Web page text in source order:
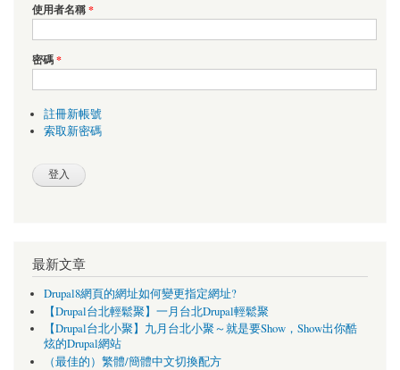
使用者名稱*
密碼*
註冊新帳號
索取新密碼
最新文章
Drupal8網頁的網址如何變更指定網址?
【Drupal台北輕鬆聚】一月台北Drupal輕鬆聚
【Drupal台北小聚】九月台北小聚～就是要Show，Show出你酷
炫的Drupal網站
（最佳的）繁體/簡體中文切換配方